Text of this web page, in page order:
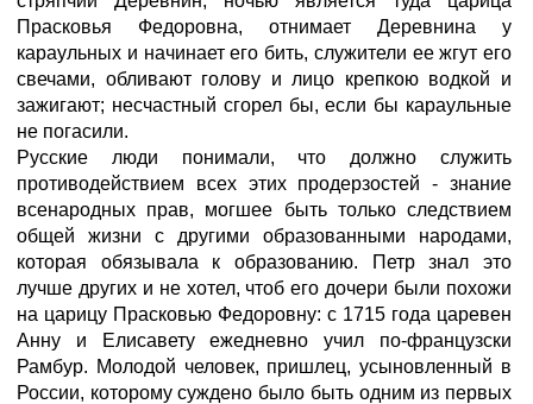
Прасковья Федоровна, отнимает Деревнина у
караульных и начинает его бить, служители ее жгут его
свечами, обливают голову и лицо крепкою водкой и
зажигают; несчастный сгорел бы, если бы караульные
не погасили.
Русские люди понимали, что должно служить
противодействием всех этих продерзостей - знание
всенародных прав, могшее быть только следствием
общей жизни с другими образованными народами,
которая обязывала к образованию. Петр знал это
лучше других и не хотел, чтоб его дочери были похожи
на царицу Прасковью Федоровну: с 1715 года царевен
Анну и Елисавету ежедневно учил по-французски
Рамбур. Молодой человек, пришлец, усыновленный в
России, которому суждено было быть одним из первых